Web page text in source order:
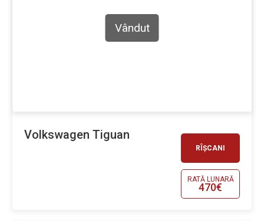
RÎȘCANI
RATĂ LUNARĂ
470€
Vândut
Volkswagen Tiguan